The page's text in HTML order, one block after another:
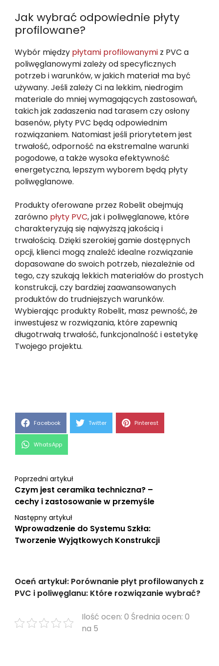
Jak wybrać odpowiednie płyty
profilowane?
Wybór między płytami profilowanymi z PVC a
poliwęglanowymi zależy od specyficznych
potrzeb i warunków, w jakich materiał ma być
używany. Jeśli zależy Ci na lekkim, niedrogim
materiale do mniej wymagających zastosowań,
takich jak zadaszenia nad tarasem czy osłony
basenów, płyty PVC będą odpowiednim
rozwiązaniem. Natomiast jeśli priorytetem jest
trwałość, odporność na ekstremalne warunki
pogodowe, a także wysoka efektywność
energetyczna, lepszym wyborem będą płyty
poliwęglanowe.
Produkty oferowane przez Robelit obejmują
zarówno płyty PVC, jak i poliwęglanowe, które
charakteryzują się najwyższą jakością i
trwałością. Dzięki szerokiej gamie dostępnych
opcji, klienci mogą znaleźć idealne rozwiązanie
dopasowane do swoich potrzeb, niezależnie od
tego, czy szukają lekkich materiałów do prostych
konstrukcji, czy bardziej zaawansowanych
produktów do trudniejszych warunków.
Wybierając produkty Robelit, masz pewność, że
inwestujesz w rozwiązania, które zapewnią
długotrwałą trwałość, funkcjonalność i estetykę
Twojego projektu.
Share
Facebook Share
Twitter Share
Pinterest
Share
WhatsApp
Poprzedni artykuł
Czym jest ceramika techniczna? –
cechy i zastosowanie w przemyśle
Następny artykuł
Wprowadzenie do Systemu Szkła:
Tworzenie Wyjątkowych Konstrukcji
Oceń artykuł: Porównanie płyt profilowanych z
PVC i poliwęglanu: Które rozwiązanie wybrać?
Ilość ocen: 0 Średnia ocen: 0
na 5